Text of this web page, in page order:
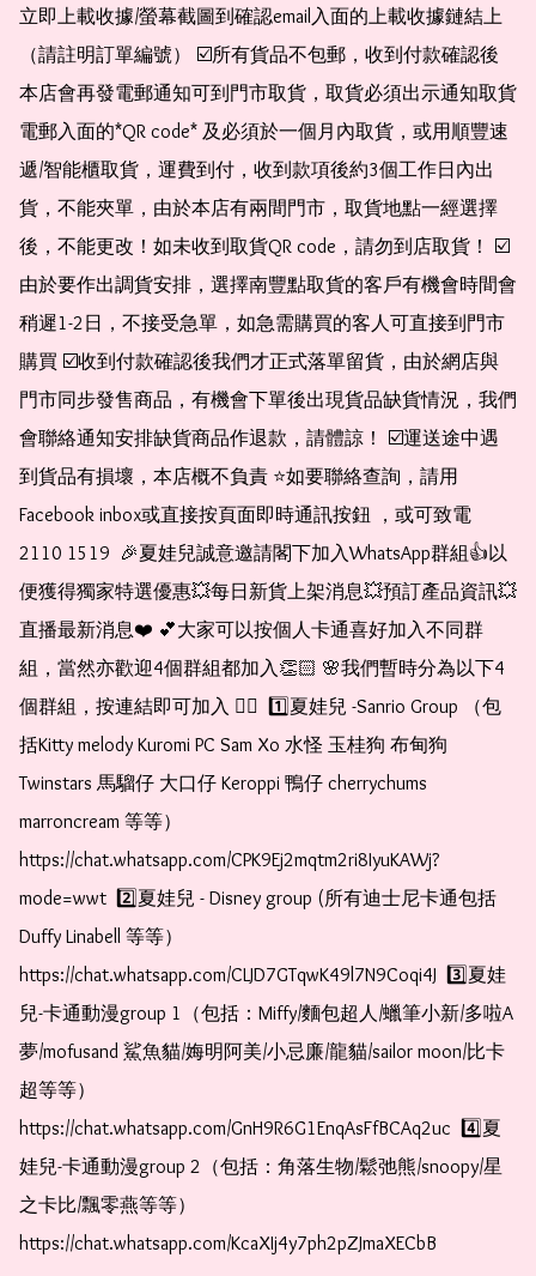
立即上載收據/螢幕截圖到確認email入面的上載收據鏈結上
（請註明訂單編號） ☑️所有貨品不包郵，收到付款確認後
本店會再發電郵通知可到門市取貨，取貨必須出示通知取貨
電郵入面的*QR code* 及必須於一個月內取貨，或用順豐速
遞/智能櫃取貨，運費到付，收到款項後約3個工作日內出
貨，不能夾單，由於本店有兩間門市，取貨地點一經選擇
後，不能更改！如未收到取貨QR code，請勿到店取貨！ ☑️
由於要作出調貨安排，選擇南豐點取貨的客戶有機會時間會
稍遲1-2日，不接受急單，如急需購買的客人可直接到門市
購買 ☑️收到付款確認後我們才正式落單留貨，由於網店與
門市同步發售商品，有機會下單後出現貨品缺貨情況，我們
會聯絡通知安排缺貨商品作退款，請體諒！ ☑️運送途中遇
到貨品有損壞，本店概不負責 ⭐️如要聯絡查詢，請用
Facebook inbox或直接按頁面即時通訊按鈕 ，或可致電
2110 1519  🎉夏娃兒誠意邀請閣下加入WhatsApp群組👍以
便獲得獨家特選優惠💥每日新貨上架消息💥預訂產品資訊💥
直播最新消息❤️ 💕大家可以按個人卡通喜好加入不同群
組，當然亦歡迎4個群組都加入👏🏻 🌸我們暫時分為以下4
個群組，按連結即可加入 👇🏻  1️⃣夏娃兒 -Sanrio Group （包
括Kitty melody Kuromi PC Sam Xo 水怪 玉桂狗 布甸狗
Twinstars 馬騮仔 大口仔 Keroppi 鴨仔 cherrychums
marroncream 等等）
https://chat.whatsapp.com/CPK9Ej2mqtm2ri8IyuKAWj?
mode=wwt  2️⃣夏娃兒 - Disney group (所有迪士尼卡通包括
Duffy Linabell 等等）
https://chat.whatsapp.com/CLJD7GTqwK49l7N9Coqi4J  3️⃣夏娃
兒-卡通動漫group 1（包括：Miffy/麵包超人/蠟筆小新/多啦A
夢/mofusand 鯊魚貓/娒明阿美/小忌廉/龍貓/sailor moon/比卡
超等等）
https://chat.whatsapp.com/GnH9R6G1EnqAsFfBCAq2uc  4️⃣夏
娃兒-卡通動漫group 2（包括：角落生物/鬆弛熊/snoopy/星
之卡比/飄零燕等等）
https://chat.whatsapp.com/KcaXIj4y7ph2pZJmaXECbB